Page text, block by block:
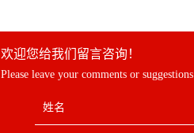
欢迎您给我们留言咨询！
Please leave your comments or suggestions